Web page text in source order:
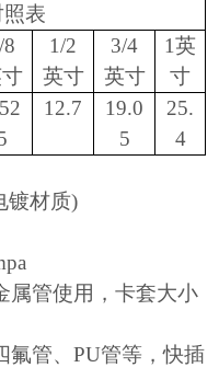
表
8
1/2
英寸
3/4
英寸
1英
寸
12.7
19.0
5
25.
4
镀材质)
属管使用，卡套大小
氟管、PU管等，快插